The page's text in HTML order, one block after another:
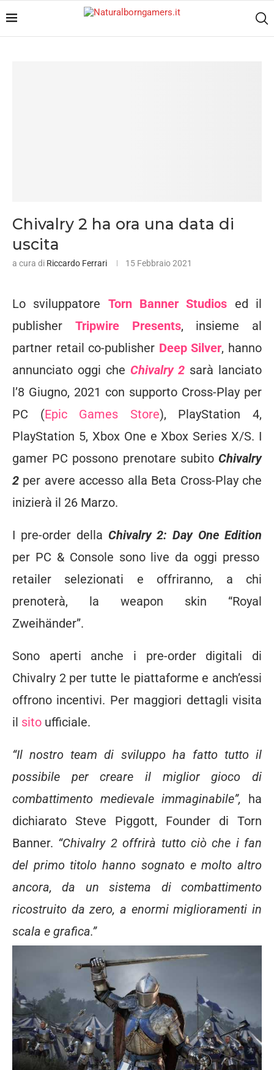
Chivalry 2 ha ora una data di
uscita
a cura di Riccardo Ferrari 15 Febbraio 2021
Lo sviluppatore Torn Banner Studios ed il
publisher Tripwire Presents, insieme al
partner retail co-publisher Deep Silver, hanno
annunciato oggi che Chivalry 2 sarà lanciato
l’8 Giugno, 2021 con supporto Cross-Play per
PC (Epic Games Store), PlayStation 4,
PlayStation 5, Xbox One e Xbox Series X/S. I
gamer PC possono prenotare subito Chivalry
2 per avere accesso alla Beta Cross-Play che
inizierà il 26 Marzo.
I pre-order della Chivalry 2: Day One Edition
per PC & Console sono live da oggi presso
retailer selezionati e offriranno, a chi
prenoterà, la weapon skin “Royal
Zweihänder”.
Sono aperti anche i pre-order digitali di
Chivalry 2 per tutte le piattaforme e anch’essi
offrono incentivi. Per maggiori dettagli visita
il sito ufficiale.
“Il nostro team di sviluppo ha fatto tutto il
possibile per creare il miglior gioco di
combattimento medievale immaginabile”, ha
dichiarato Steve Piggott, Founder di Torn
Banner. “Chivalry 2 offrirà tutto ciò che i fan
del primo titolo hanno sognato e molto altro
ancora, da un sistema di combattimento
ricostruito da zero, a enormi miglioramenti in
scala e grafica.”